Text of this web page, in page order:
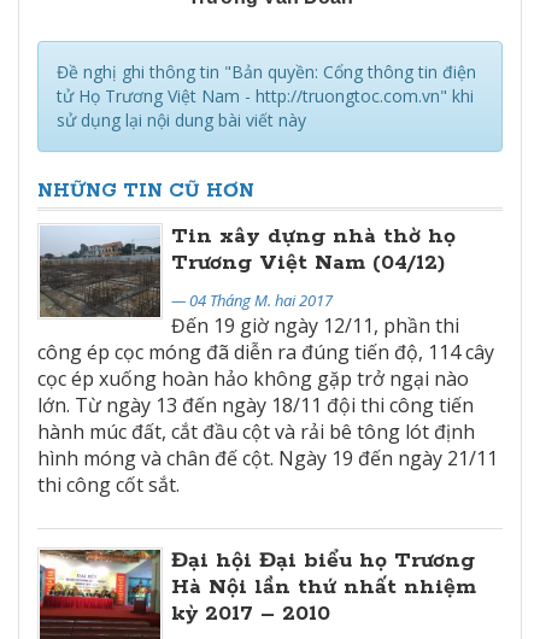
Đề nghị ghi thông tin "Bản quyền: Cổng thông tin điện
tử Họ Trương Việt Nam - http://truongtoc.com.vn" khi
sử dụng lại nội dung bài viết này
NHỮNG TIN CŨ HƠN
Tin xây dựng nhà thờ họ
Trương Việt Nam (04/12)
— 04 Tháng M. hai 2017
Đến 19 giờ ngày 12/11, phần thi
công ép cọc móng đã diễn ra đúng tiến độ, 114 cây
cọc ép xuống hoàn hảo không gặp trở ngại nào
lớn. Từ ngày 13 đến ngày 18/11 đội thi công tiến
hành múc đất, cắt đầu cột và rải bê tông lót định
hình móng và chân đế cột. Ngày 19 đến ngày 21/11
thi công cốt sắt.
Đại hội Đại biểu họ Trương
Hà Nội lần thứ nhất nhiệm
kỳ 2017 – 2010